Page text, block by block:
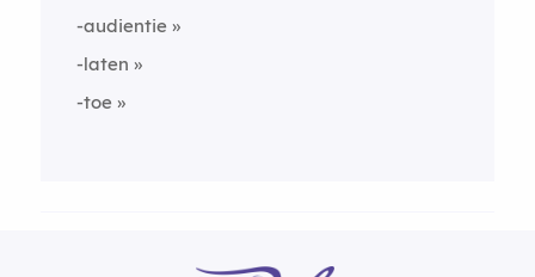
-audientie
-laten
-toe